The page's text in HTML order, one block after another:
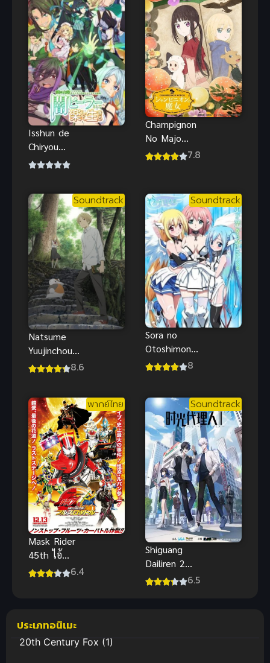
Isshun de
Chiryou
shiteita noni
นักเยียวยา
อัจฉริยะผู้ถูกไล่
ออกจากปาร์ตี้
ขอสนุกกับชีวิต
จากนี้ในฐานะ
หมอเถื่อน
Champignon
No Majo
แชมปิญอง7.8
Soundtrack
Natsume
Yuujinchou
Go นัตสึเมะ8.6
Soundtrack
Sora no
Otoshimono
Forte ภาค 2
นางฟ้าตัวยุ่ง
8
พากย์ไทย
Mask Rider
45th ไอ้
มดแดง
ชัดที่สุด
6.4
Soundtrack
Shiguang
Dailiren 2
(Link Click6.5
ประเภทอนิเมะ
20th Century Fox(1)